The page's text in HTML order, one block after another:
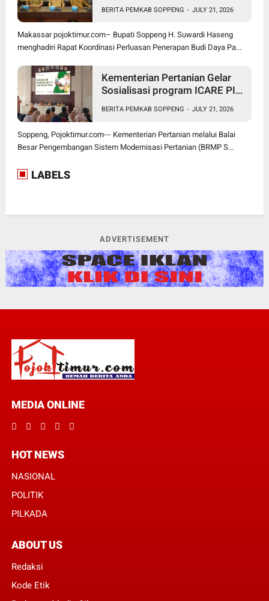
BERITA PEMKAB SOPPENG - JULY 21, 2026
Makassar pojoktimur.com– Bupati Soppeng H. Suwardi Haseng
menghadiri Rapat Koordinasi Perluasan Penerapan Budi Daya Pa...
Kementerian Pertanian Gelar
Sosialisasi program ICARE PIU
BERITA PEMKAB SOPPENG - JULY 21, 2026
Soppeng, Pojoktimur.com--- Kementerian Pertanian melalui Balai
Besar Pengembangan Sistem Modernisasi Pertanian (BRMP S...
LABELS
ADVERTISEMENT
MEDIA ONLINE
HOT NEWS
NASIONAL
POLITIK
PILKADA
ABOUT US
Redaksi
Kode Etik